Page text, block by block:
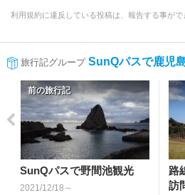
利用規約に違反している投稿は、報告する事がで
旅行記グループ SunQパスで鹿児
前の旅行記
SunQパスで野間池観光
2021/12/18～
路
訪